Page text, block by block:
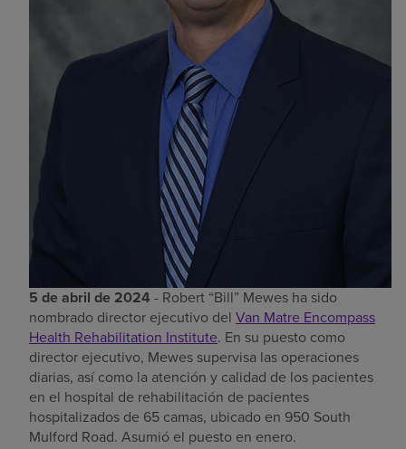
5 de abril de 2024 - Robert “Bill” Mewes ha sido
nombrado director ejecutivo del Van Matre Encompass
Health Rehabilitation Institute. En su puesto como
director ejecutivo, Mewes supervisa las operaciones
diarias, así como la atención y calidad de los pacientes
en el hospital de rehabilitación de pacientes
hospitalizados de 65 camas, ubicado en 950 South
Mulford Road. Asumió el puesto en enero.